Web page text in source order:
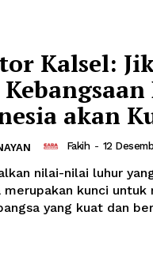
Kalsel:
akan
Fakih - 12
nilai-nilai luhur
merupakan kunci
yang kuat dan